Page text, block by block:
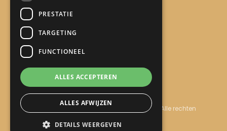
Privacybeleid & Cookies
Het Ontplooiingsatelier
· Alle rechten
PRESTATIE
TARGETING
FUNCTIONEEL
ALLES ACCEPTEREN
ALLES AFWIJZEN
DETAILS WEERGEVEN